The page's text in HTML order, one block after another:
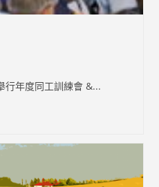
行年度同工訓練會 &...